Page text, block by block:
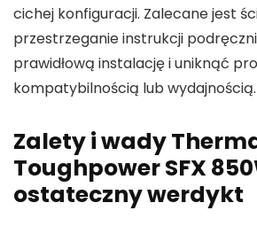
cichej konfiguracji. Zalecane jest
przestrzeganie instrukcji
prawidłową instalację i uniknąć
kompatybilnością lub wydajnością.
Zalety i wady
Toughpower SFX
ostateczny werdykt